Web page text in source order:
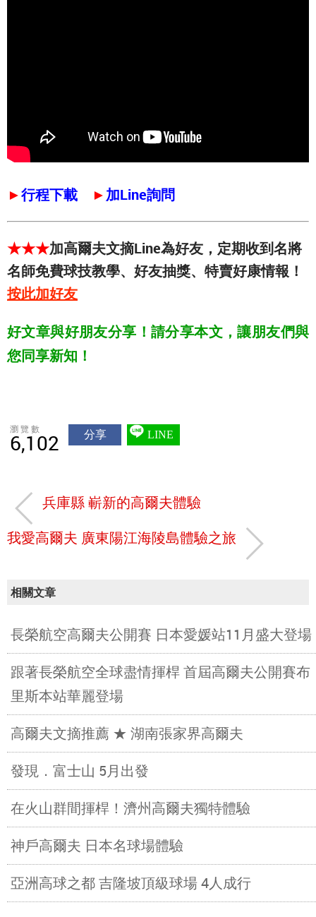
►行程下載 ►加Line詢問
★★★加高爾夫文摘Line為好友，定期收到名將
名師免費球技教學、好友抽獎、特賣好康情報！
按此加好友
好文章與好朋友分享！請分享本文，讓朋友們與
您同享新知！
瀏覽數
6,102 分享 LINE
兵庫縣 嶄新的高爾夫體驗
我愛高爾夫 廣東陽江海陵島體驗之旅
相關文章
長榮航空高爾夫公開賽 日本愛媛站11月盛大登場
跟著長榮航空全球盡情揮桿 首屆高爾夫公開賽布
里斯本站華麗登場
高爾夫文摘推薦 ★ 湖南張家界高爾夫
發現．富士山 5月出發
在火山群間揮桿！濟州高爾夫獨特體驗
神戶高爾夫 日本名球場體驗
亞洲高球之都 吉隆坡頂級球場 4人成行